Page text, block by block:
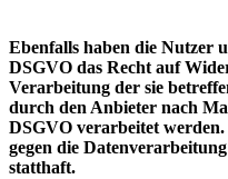
Ebenfalls haben die Nutzer
DSGVO das Recht auf
Verarbeitung der sie
durch den Anbieter nach
DSGVO verarbeitet
gegen die
statthaft.